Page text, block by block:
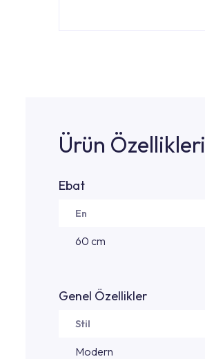
Ürün Özellikleri
Ebat
En
60 cm
Genel Özellikler
Stil
Modern